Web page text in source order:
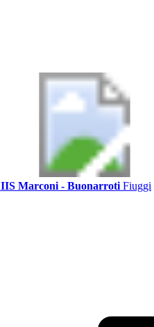
IIS Marconi - Buonarroti Fiuggi